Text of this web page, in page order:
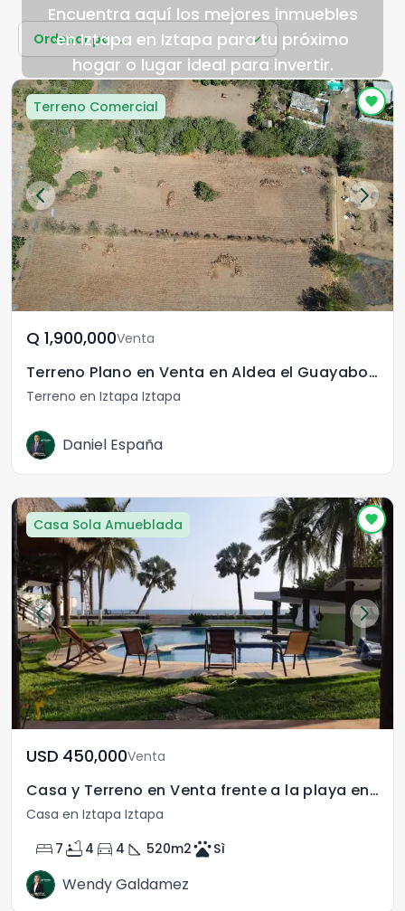
Encuentra aquí los mejores inmuebles
en Iztapa en Iztapa para tu próximo
hogar o lugar ideal para invertir.
Ordenar por...
Terreno Comercial
Q	1,900,000Venta
Terreno Plano en Venta en Aldea el Guayabo Iztapa
Terreno en Iztapa Iztapa
Daniel España
Casa Sola Amueblada
USD	450,000Venta
Casa y Terreno en Venta frente a la playa en Monterrico
Casa en Iztapa Iztapa
bed 7 bathtub 4 directions_car 4 square_foot 520m2petsSì
Wendy Galdamez